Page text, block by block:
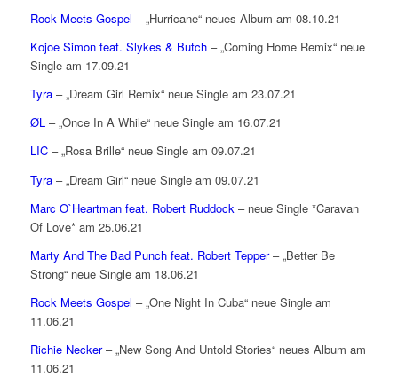
Rock Meets Gospel – „Hurricane“ neues Album am 08.10.21
Kojoe Simon feat. Slykes & Butch– „Coming Home Remix“ neue
Single am 17.09.21
Tyra– „Dream Girl Remix“ neue Single am 23.07.21
ØL– „Once In A While“ neue Single am 16.07.21
LIC– „Rosa Brille“ neue Single am 09.07.21
Tyra– „Dream Girl“ neue Single am 09.07.21
Marc O`Heartman feat. Robert Ruddock – neue Single *Caravan
Of Love* am 25.06.21
Marty And The Bad Punch feat. Robert Tepper– „Better Be
Strong“ neue Single am 18.06.21
Rock Meets Gospel – „One Night In Cuba“ neue Single am
11.06.21
Richie Necker– „New Song And Untold Stories“ neues Album am
11.06.21